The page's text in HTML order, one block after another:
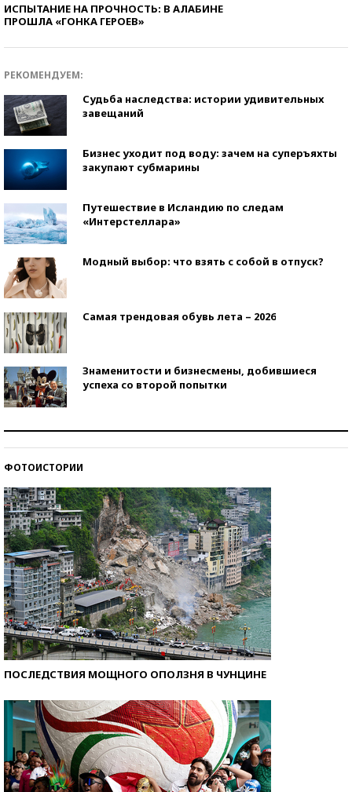
ИСПЫТАНИЕ НА ПРОЧНОСТЬ: В АЛАБИНЕ
ПРОШЛА «ГОНКА ГЕРОЕВ»
РЕКОМЕНДУЕМ:
Судьба наследства: истории удивительных
завещаний
Бизнес уходит под воду: зачем на суперъяхты
закупают субмарины
Путешествие в Исландию по следам
«Интерстеллара»
Модный выбор: что взять с собой в отпуск?
Самая трендовая обувь лета – 2026
Знаменитости и бизнесмены, добившиеся
успеха со второй попытки
ФОТОИСТОРИИ
ПОСЛЕДСТВИЯ МОЩНОГО ОПОЛЗНЯ В ЧУНЦИНЕ